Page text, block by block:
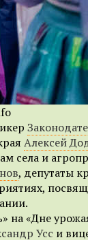
Алексей
села и
, депутаты
«Дне
Усс и